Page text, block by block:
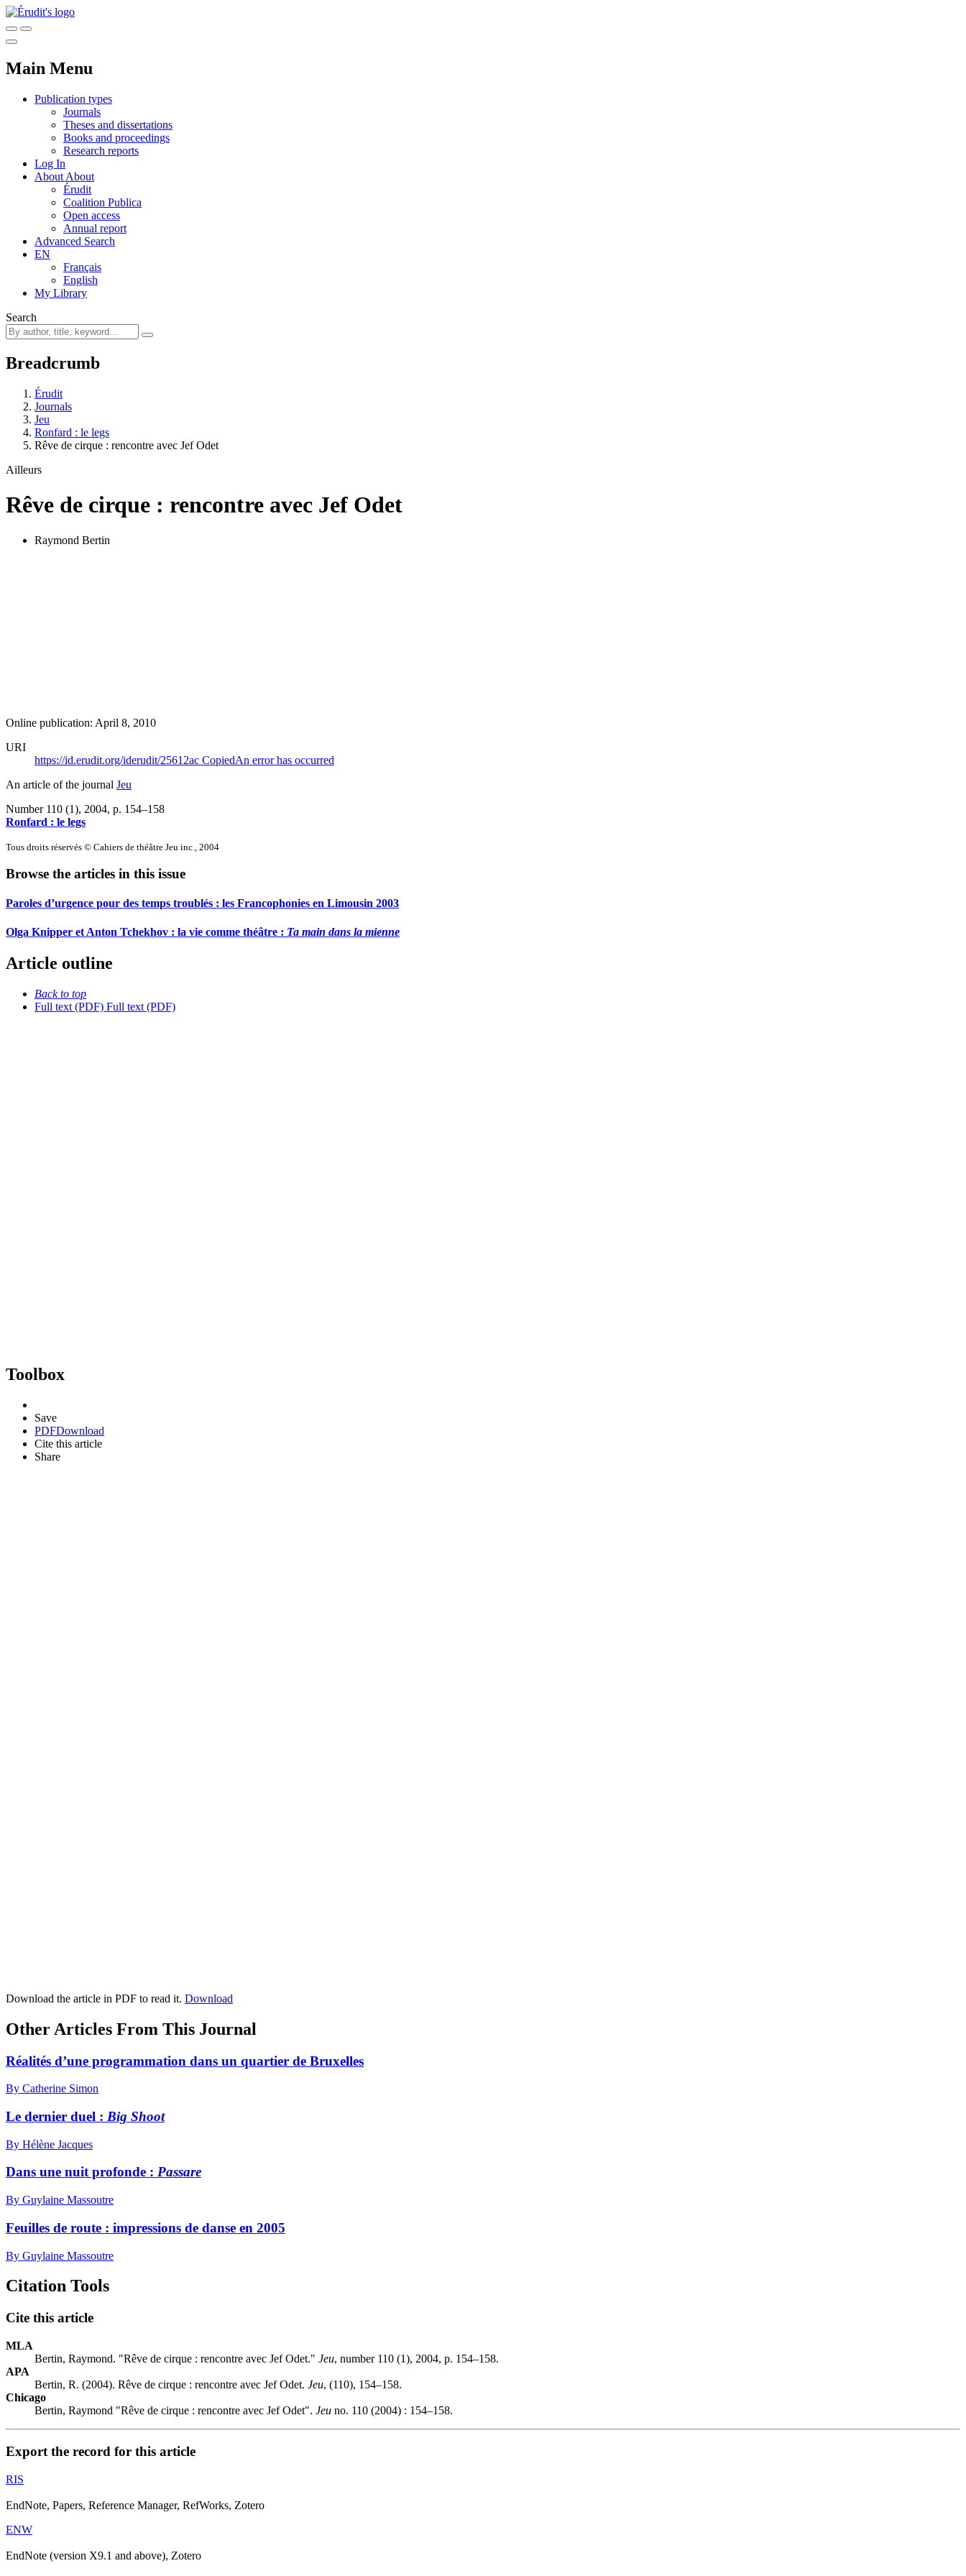
Main Menu
Publication types
Journals
Theses and dissertations
Books and proceedings
Research reports
Log In
About About
Érudit
Coalition Publica
Open access
Annual report
Advanced Search
EN
Français
English
My Library
Search
Breadcrumb
Érudit
Journals
Jeu
Ronfard : le legs
Rêve de cirque : rencontre avec Jef Odet
Ailleurs
Rêve de cirque : rencontre avec Jef Odet
Raymond Bertin
Online publication: April 8, 2010
URI
https://id.erudit.org/iderudit/25612ac CopiedAn error has occurred
An article of the journal Jeu
Number 110 (1), 2004, p. 154–158
Ronfard : le legs
Tous droits réservés © Cahiers de théâtre Jeu inc., 2004
Browse the articles in this issue
Paroles d’urgence pour des temps troublés : les Francophonies en Limousin 2003
Olga Knipper et Anton Tchekhov : la vie comme théâtre : Ta main dans la mienne
Article outline
Back to top
Full text (PDF) Full text (PDF)
Toolbox
Save
PDFDownload
Cite this article
Share
Download the article in PDF to read it. Download
Other Articles From This Journal
Réalités d’une programmation dans un quartier de Bruxelles
By Catherine Simon
Le dernier duel : Big Shoot
By Hélène Jacques
Dans une nuit profonde : Passare
By Guylaine Massoutre
Feuilles de route : impressions de danse en 2005
By Guylaine Massoutre
Citation Tools
Cite this article
MLA
Bertin, Raymond. "Rêve de cirque : rencontre avec Jef Odet." Jeu, number 110 (1), 2004, p. 154–158.
APA
Bertin, R. (2004). Rêve de cirque : rencontre avec Jef Odet. Jeu, (110), 154–158.
Chicago
Bertin, Raymond "Rêve de cirque : rencontre avec Jef Odet". Jeu no. 110 (2004) : 154–158.
Export the record for this article
RIS
EndNote, Papers, Reference Manager, RefWorks, Zotero
ENW
EndNote (version X9.1 and above), Zotero